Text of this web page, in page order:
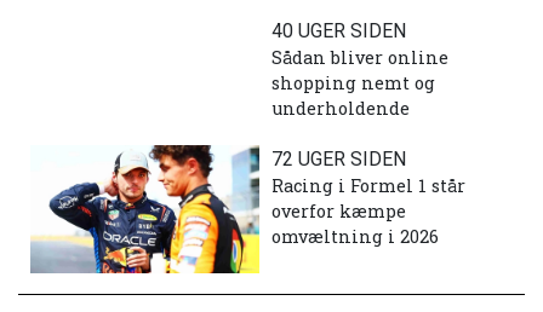
40 UGER SIDEN
Sådan bliver online
shopping nemt og
underholdende
72 UGER SIDEN
Racing i Formel 1 står
overfor kæmpe
omvæltning i 2026